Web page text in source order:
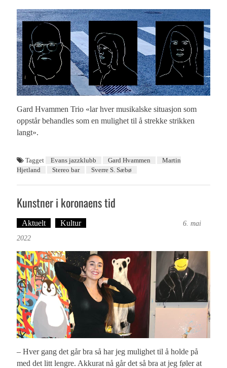
Gard Hvammen Trio «lar hver musikalske situasjon som
oppstår behandles som en mulighet til å strekke strikken
langt».
Tagget Evans jazzklubb Gard Hvammen
Martin
Hjetland
Stereo bar Sverre S. Sæbø
Kunstner i koronaens tid
Aktuelt Kultur
6. mai
2022
– Hver gang det går bra så har jeg mulighet til å holde på
med det litt lengre. Akkurat nå går det så bra at jeg føler at